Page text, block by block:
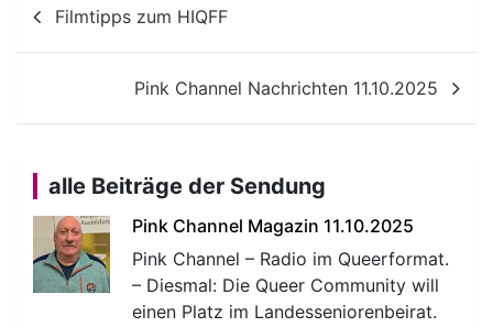
Filmtipps zum HIQFF
Pink Channel Nachrichten 11.10.2025
alle Beiträge der Sendung
Pink Channel Magazin 11.10.2025
Pink Channel – Radio im Queerformat.
– Diesmal: Die Queer Community will
einen Platz im Landesseniorenbeirat.